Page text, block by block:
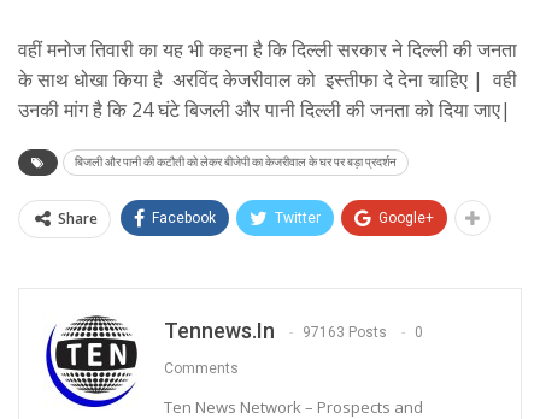
वहीं मनोज तिवारी का यह भी कहना है कि दिल्ली सरकार ने दिल्ली की जनता
के साथ धोखा किया है अरविंद केजरीवाल को इस्तीफा दे देना चाहिए | वही
उनकी मांग है कि 24 घंटे बिजली और पानी दिल्ली की जनता को दिया जाए|
बिजली और पानी की कटौती को लेकर बीजेपी का केजरीवाल के घर पर बड़ा प्रदर्शन
Share Facebook Twitter Google+
Tennews.in 97163 Posts 0
Comments
Ten News Network – Prospects and